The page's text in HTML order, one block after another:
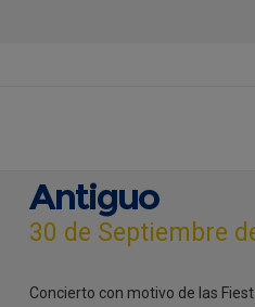
Antiguo
30 de Septiembre
Concierto con motivo de las